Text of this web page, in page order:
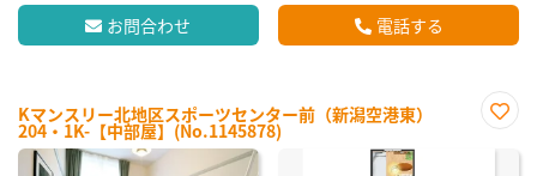
お問合わせ 電話する
Kマンスリー北地区スポーツセンター前（新潟空港東）
204・1K-【中部屋】(No.1145878)
に入